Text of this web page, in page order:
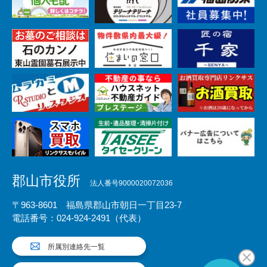
郡山市役所 法人番号9000020072036
〒963-8601 福島県郡山市朝日一丁目23-7
電話番号：024-924-2491（代表）
所属別連絡先一覧